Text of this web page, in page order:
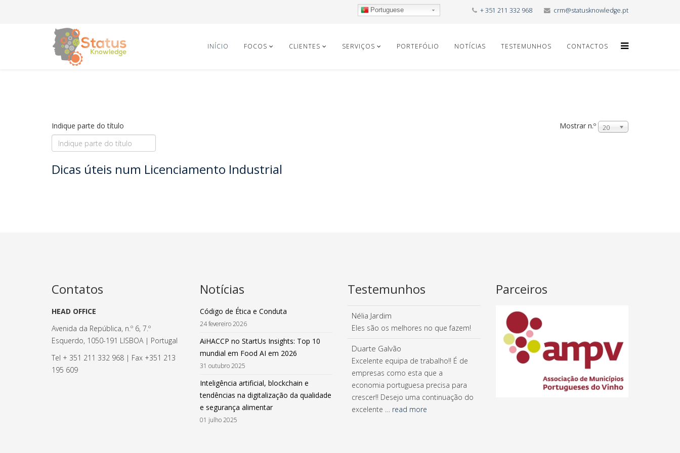
+ 351 211 332 968 crm@statusknowledge.pt
Portuguese
INÍCIO FOCOS CLIENTES SERVIÇOS PORTEFÓLIO NOTÍCIAS TESTEMUNHOS CONTACTOS
Indique parte do título Mostrar n.º 20
Dicas úteis num Licenciamento Industrial
Contatos
HEAD OFFICE
Avenida da República, n.º 6, 7.º
Esquerdo, 1050-191 LISBOA | Portugal
Tel + 351 211 332 968 | Fax +351 213
195 609
Notícias
Código de Ética e Conduta
24 fevereiro 2026
AiHACCP no StartUs Insights: Top 10
mundial em Food AI em 2026
31 outubro 2025
Inteligência artificial, blockchain e
tendências na digitalização da qualidade
e segurança alimentar
01 julho 2025
Testemunhos
Nélia Jardim
Eles são os melhores no que fazem!
Duarte Galvão
Excelente equipa de trabalho!! É de
empresas como esta que a
economia portuguesa precisa para
crescer!! Desejo uma continuação do
excelente … read more
Parceiros